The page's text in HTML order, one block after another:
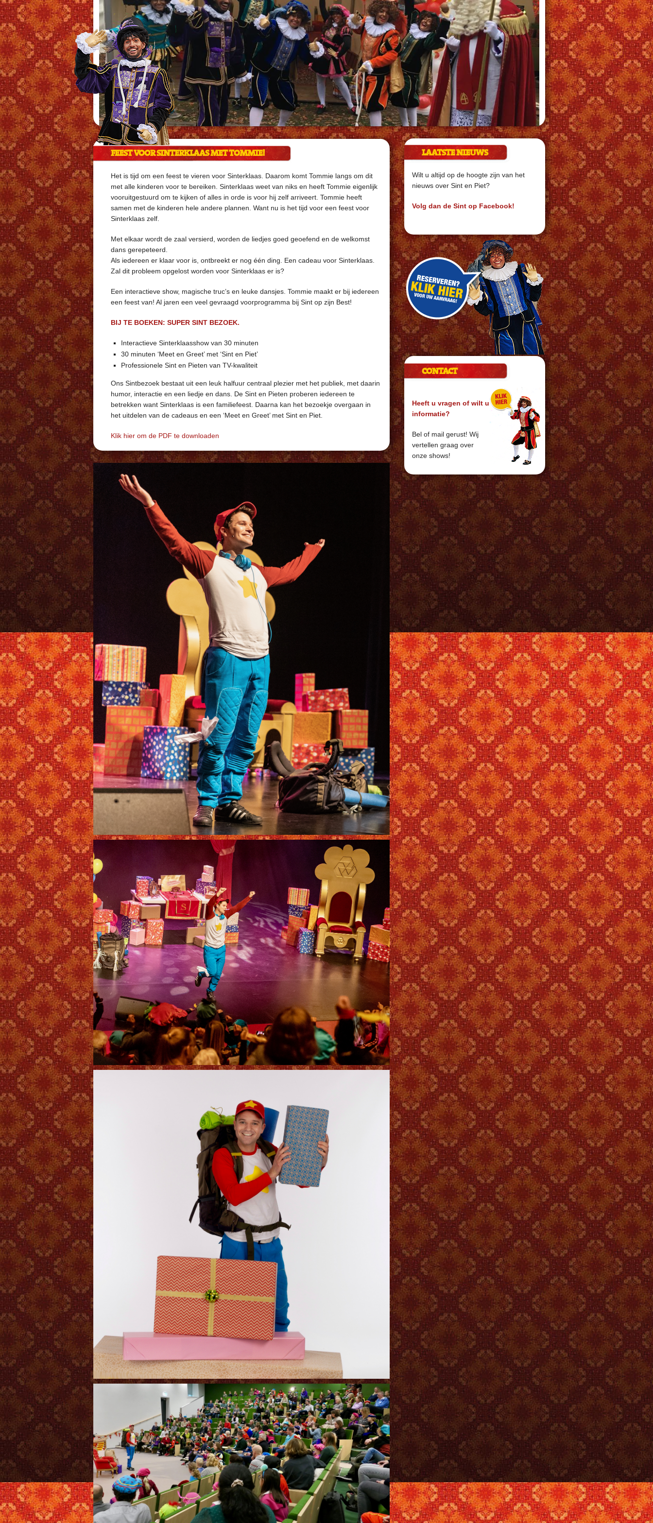
FEEST VOOR SINTERKLAAS MET TOMMIE!
Het is tijd om een feest te vieren voor Sinterklaas. Daarom komt Tommie langs om dit
met alle kinderen voor te bereiken. Sinterklaas weet van niks en heeft Tommie eigenlijk
vooruitgestuurd om te kijken of alles in orde is voor hij zelf arriveert. Tommie heeft
samen met de kinderen hele andere plannen. Want nu is het tijd voor een feest voor
Sinterklaas zelf.
Met elkaar wordt de zaal versierd, worden de liedjes goed geoefend en de welkomst
dans gerepeteerd.
Als iedereen er klaar voor is, ontbreekt er nog één ding. Een cadeau voor Sinterklaas.
Zal dit probleem opgelost worden voor Sinterklaas er is?
Een interactieve show, magische truc’s en leuke dansjes. Tommie maakt er bij iedereen
een feest van! Al jaren een veel gevraagd voorprogramma bij Sint op zijn Best!
BIJ TE BOEKEN: SUPER SINT BEZOEK.
Interactieve Sinterklaasshow van 30 minuten
30 minuten ‘Meet en Greet’ met ‘Sint en Piet’
Professionele Sint en Pieten van TV-kwaliteit
Ons Sintbezoek bestaat uit een leuk halfuur centraal plezier met het publiek, met daarin
humor, interactie en een liedje en dans. De Sint en Pieten proberen iedereen te
betrekken want Sinterklaas is een familiefeest. Daarna kan het bezoekje overgaan in
het uitdelen van de cadeaus en een ‘Meet en Greet’ met Sint en Piet.
Klik hier om de PDF te downloaden
LAATSTE NIEUWS
Wilt u altijd op de hoogte zijn van het
nieuws over Sint en Piet?
Volg dan de Sint op Facebook!
CONTACT
Heeft u vragen of wilt u
informatie?
Bel of mail gerust! Wij
vertellen graag over
onze shows!